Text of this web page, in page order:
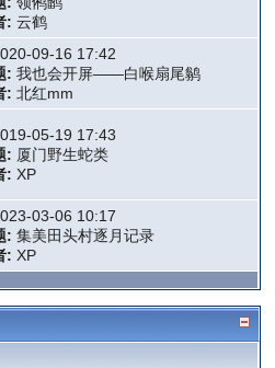
: 云鹤
09-16 17:42
: 我也会开屏——白喉扇尾鹟
: 北红mm
05-19 17:43
: 厦门野生蛇类
: XP
03-06 10:17
: 集美田头村逐月记录
: XP